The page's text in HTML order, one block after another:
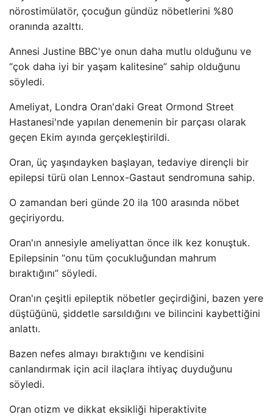
nörostimülatör, çocuğun gündüz nöbetlerini %80
oranında azalttı.
Annesi Justine BBC'ye onun daha mutlu olduğunu ve
“çok daha iyi bir yaşam kalitesine” sahip olduğunu
söyledi.
Ameliyat, Londra Oran'daki Great Ormond Street
Hastanesi'nde yapılan denemenin bir parçası olarak
geçen Ekim ayında gerçekleştirildi.
Oran, üç yaşındayken başlayan, tedaviye dirençli bir
epilepsi türü olan Lennox-Gastaut sendromuna sahip.
O zamandan beri günde 20 ila 100 arasında nöbet
geçiriyordu.
Oran'ın annesiyle ameliyattan önce ilk kez konuştuk.
Epilepsinin “onu tüm çocukluğundan mahrum
bıraktığını” söyledi.
Oran'ın çeşitli epileptik nöbetler geçirdiğini, bazen yere
düştüğünü, şiddetle sarsıldığını ve bilincini kaybettiğini
anlattı.
Bazen nefes almayı bıraktığını ve kendisini
canlandırmak için acil ilaçlara ihtiyaç duyduğunu
söyledi.
Oran otizm ve dikkat eksikliği hiperaktivite